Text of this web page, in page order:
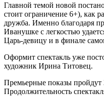
Главной темой новой
стоит ограничение 6+), как
дружба. Именно благодаря
Иванушке с легкостью
Царь-девицу и в финале
Оформит спектакль уже
художник Ирина Титовец.
Премьерные показы пройдут
Продолжительность